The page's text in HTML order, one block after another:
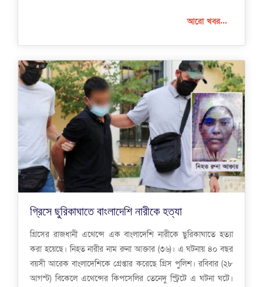
আরো খবর...
গ্রিসে ছুরিকাঘাতে বাংলাদেশি নারীকে হত্যা
গ্রিসের রাজধানী এথেন্সে এক বাংলাদেশি নারীকে ছুরিকাঘাতে হত্যা
করা হয়েছে। নিহত নারীর নাম রুনা আক্তার (৩৬)। এ ঘটনায় ৪০ বছর
বয়সী আরেক বাংলাদেশিকে গ্রেপ্তার করেছে গ্রিস পুলিশ। রবিবার (২৮
আগস্ট) বিকেলে এথেন্সের কিপসেলির তেনেদু স্ট্রিটে এ ঘটনা ঘটে।